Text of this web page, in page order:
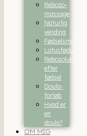
Rebozo-
massage
Naturlig
vending
Fødselsmodning
Lotusfødsel
Rebozolukning
efter
fødsel
Doula-
forløb
Hvad er
en
doula?
OM MIG